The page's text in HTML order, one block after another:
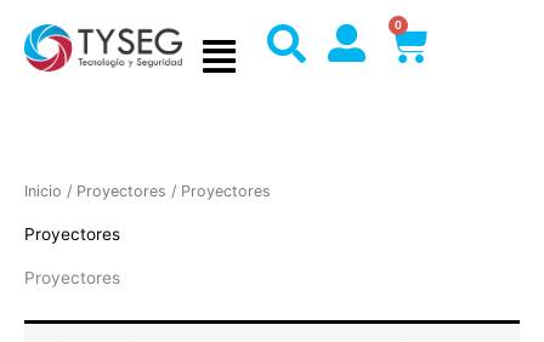
contenido
0
Cart
Inicio / Proyectores / Proyectores
Proyectores
Proyectores